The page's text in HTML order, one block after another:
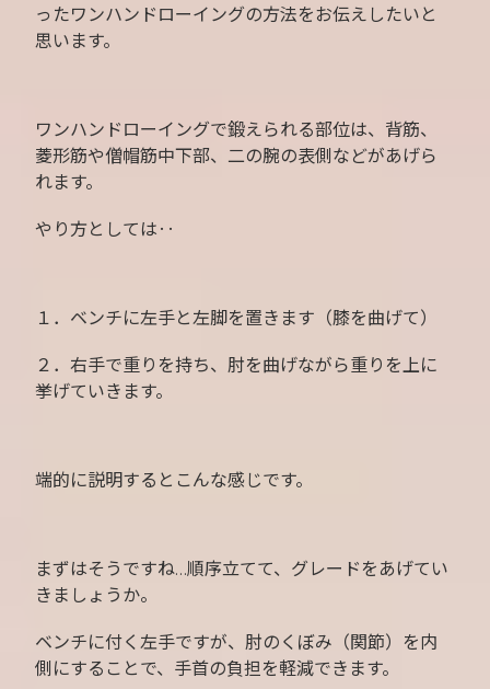
ったワンハンドローイングの方法をお伝えしたいと
思います。
ワンハンドローイングで鍛えられる部位は、背筋、
菱形筋や僧帽筋中下部、二の腕の表側などがあげら
れます。
やり方としては‥
１．ベンチに左手と左脚を置きます（膝を曲げて）
２．右手で重りを持ち、肘を曲げながら重りを上に
挙げていきます。
端的に説明するとこんな感じです。
まずはそうですね…順序立てて、グレードをあげてい
きましょうか。
ベンチに付く左手ですが、肘のくぼみ（関節）を内
側にすることで、手首の負担を軽減できます。